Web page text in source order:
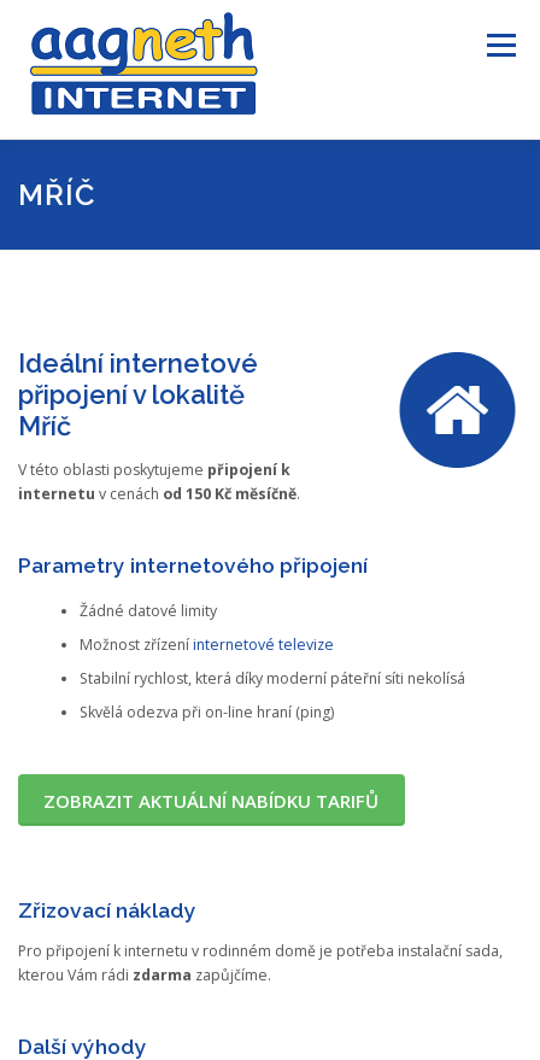
obsah
Menu
ÚVOD
MŘÍČ
Ideální internetové
připojení v lokalitě
Mříč
V této oblasti poskytujeme připojení k
internetu v cenách od 150 Kč měsíčně.
Parametry internetového připojení
Žádné datové limity
Možnost zřízeníinternetové televize
Stabilní rychlost, která díky moderní páteřní síti nekolísá
Skvělá odezva při on-line hraní (ping)
ZOBRAZIT AKTUÁLNÍ NABÍDKU TARIFŮ
Zřizovací náklady
Pro připojení k internetu v rodinném domě je potřeba instalační sada,
kterou Vám rádi zdarma zapůjčíme.
Další výhody